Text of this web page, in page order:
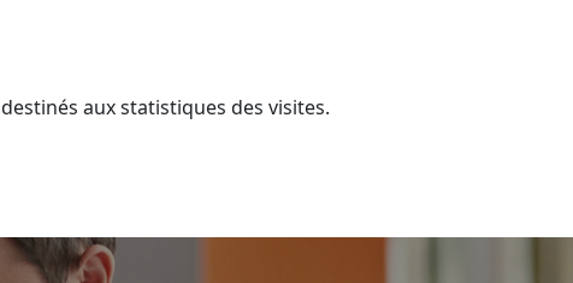
aux statistiques des visites.